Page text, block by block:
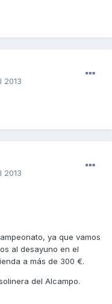
2013
2013
ya que vamos
al desayuno en el
a más de 300 €.
del Alcampo.